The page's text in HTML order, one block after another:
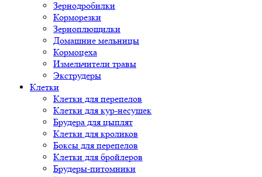
Зернодробилки
Корморезки
Зерноплющилки
Домашние мельницы
Кормоцеха
Измельчители травы
Экструдеры
Клетки
Клетки для перепелов
Клетки для кур-несушек
Брудера для цыплят
Клетки для кроликов
Боксы для перепелов
Клетки для бройлеров
Брудеры-питомники